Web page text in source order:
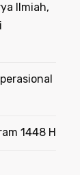
Ilmiah,
1448 H